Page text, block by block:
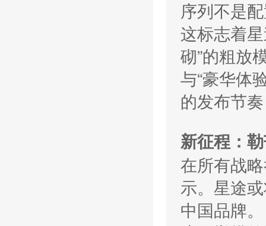
序列不是
这标志着
砌”的粗放
与“豪华体
的发布节
新征程：
在所有战
示。星途
中国品牌。